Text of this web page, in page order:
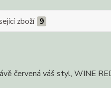
zboží 9
červená váš styl, WINE